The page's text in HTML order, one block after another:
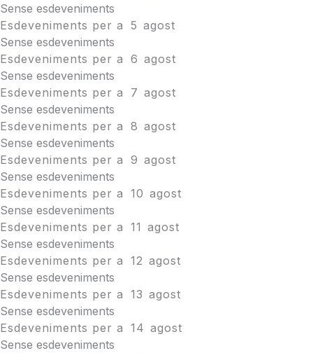
Sense esdeveniments
Esdeveniments per a 5 agost
Sense esdeveniments
Esdeveniments per a 6 agost
Sense esdeveniments
Esdeveniments per a
7 agost
Sense esdeveniments
Esdeveniments per a 8 agost
Sense esdeveniments
Esdeveniments per a 9 agost
Sense esdeveniments
Esdeveniments per a 10 agost
Sense esdeveniments
Esdeveniments per a 11 agost
Sense esdeveniments
Esdeveniments per a 12 agost
Sense esdeveniments
Esdeveniments per a 13 agost
Sense esdeveniments
Esdeveniments per a 14 agost
Sense esdeveniments